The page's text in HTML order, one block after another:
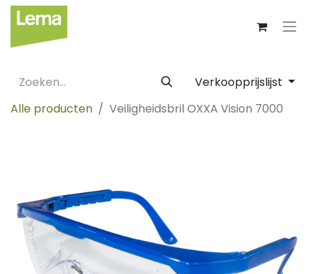
Verkoopprijslijst
Alle producten
Veiligheidsbril OXXA Vision 7000